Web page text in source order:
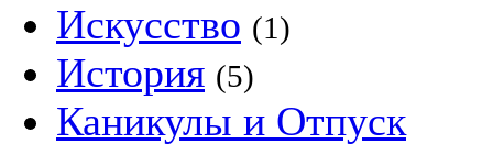
Искусство (1)
История (5)
Каникулы и Отпуск